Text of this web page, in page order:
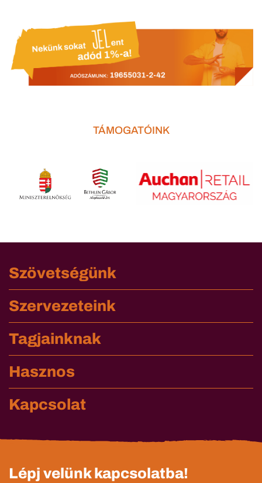
TÁMOGATÓINK
Szövetségünk
Szervezeteink
Tagjainknak
Hasznos
Kapcsolat
Lépj velünk kapcsolatba!